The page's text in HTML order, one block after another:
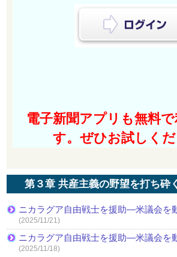
電子新聞アプリも無料
す。ぜひお試しくだ
第３章 共産主義の野望を打ち砕
ニカラグア自由戦士を援助—米議会を
(2025/11/21)
ニカラグア自由戦士を援助—米議会を
(2025/11/18)